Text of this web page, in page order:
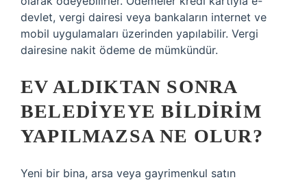
devlet, vergi dairesi veya bankaların internet ve
mobil uygulamaları üzerinden yapılabilir. Vergi
dairesine nakit ödeme de mümkündür.
EV ALDIKTAN SONRA
BELEDIYEYE BILDIRIM
YAPILMAZSA NE OLUR?
Yeni bir bina, arsa veya gayrimenkul satın